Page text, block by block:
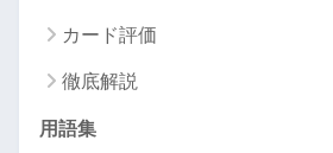
カード評価
徹底解説
用語集